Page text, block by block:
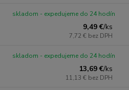
9,49 €/ks
7,72 € bez DPH
skladom - expedujeme do 24 hodín
13,69 €/ks
11,13 € bez DPH
skladom - expedujeme do 24 hodín